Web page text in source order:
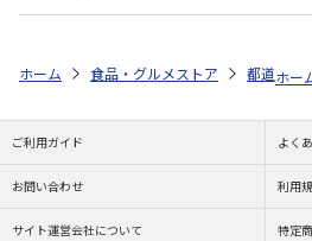
ホーム 食品・グルメストア 都道府県
ホー
ご利用ガイド よく
お問い合わせ 利用
サイト運営会社について 特定